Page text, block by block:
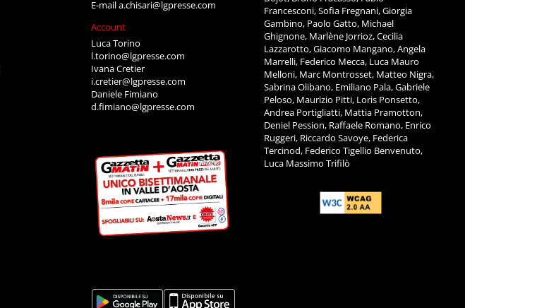
E-maila.chisari@lgpresse.com
Account
Luca Torino
l.torino@lgpresse.com
Ivana Cretier
i.cretier@lgpresse.com
Daniele Fimiano
d.fimiano@lgpresse.com
Francesconi, Sofia Fregnani, Giorgia
Gambino, Paolo Gatto, Michael
Ghignone, Marlène Jorrioz, Cecilia
Lazzarotto, Giacomo Mangano, Angela
Marrelli, Federico Mecca, Luca Mauro
Melloni, Marc Montrosset, Matteo Nigra,
Sabrina Olibano, Emiliano Pala, Gabriele
Peloso, Maurizio Pitti, Loris Ponsetto,
Andrea Portigliatti, Mattia Pramotton,
Deniel Pession, Raffaele Romano, Enrico
Ruggeri, Riccardo Savoye, Federica
Tercinod, Federico Tigellio Benvenuto,
Luca Massimo Trifilò